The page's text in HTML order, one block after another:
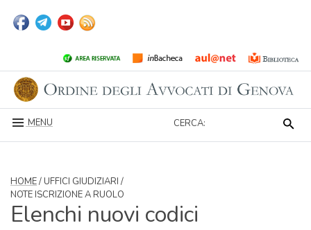
MENU CERCA:
HOME/ UFFICI GIUDIZIARI /
NOTE ISCRIZIONE A RUOLO
Elenchi nuovi codici